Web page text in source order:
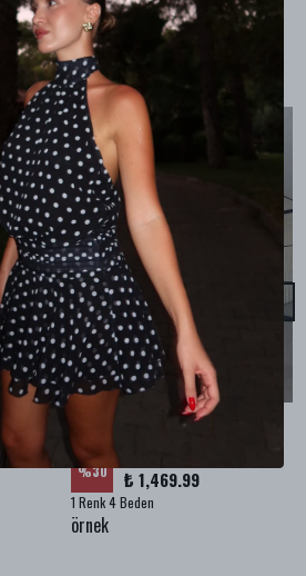
%100 KETEN SALAŞ GÖMLEK - Bej
%30 ₺ 1,469.99
1 Renk 4 Beden
örnek